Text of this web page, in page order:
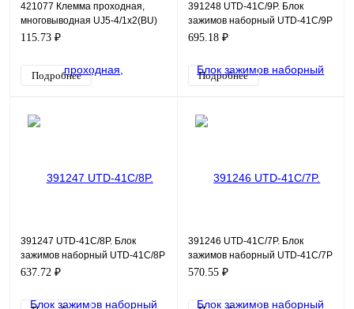
421077 Клемма проходная,
многовыводная UJ5-4/1x2(BU)
115.73 ₽
Подробнее
391248 UTD-41C/9P. Блок
зажимов наборный UTD-41C/9P
695.18 ₽
Подробнее
391247 UTD-41C/8P. Блок
зажимов наборный UTD-41C/8P
637.72 ₽
391246 UTD-41C/7P. Блок
зажимов наборный UTD-41C/7P
570.55 ₽